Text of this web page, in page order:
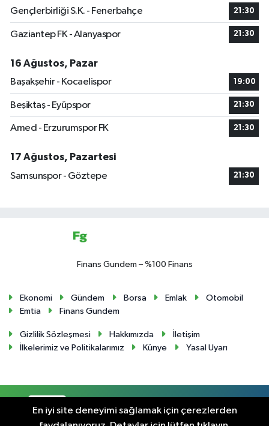
Gençlerbirliği S.K. - Fenerbahçe 21:30
Gaziantep FK - Alanyaspor 21:30
16 Ağustos, Pazar
Başakşehir - Kocaelispor
19:00
Beşiktaş - Eyüpspor 21:30
Amed - Erzurumspor FK 21:30
17 Ağustos, Pazartesi
Samsunspor - Göztepe
21:30
Finans Gundem – %100 Finans
Ekonomi Gündem Borsa Emlak
Otomobil
Emtia
Finans Gundem
Gizlilik Sözleşmesi Hakkımızda
İletişim
İlkelerimiz ve Politikalarımız
Künye Yasal Uyarı
En iyi site deneyimi sağlamak için çerezlerden